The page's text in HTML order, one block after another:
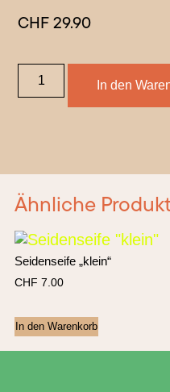
CHF 29.90
In den
Ähnliche
Seidenseife „klein“
CHF 7.00
In den Warenkorb